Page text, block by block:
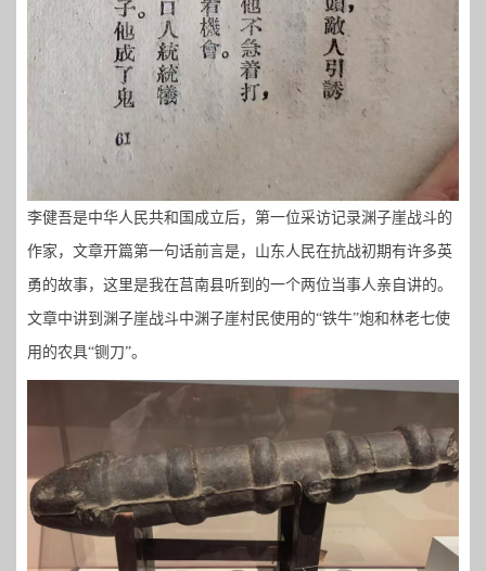
李健吾是中华人民共和国成立后，第一位采访记录渊子崖战斗的
作家，文章开篇第一句话前言是，山东人民在抗战初期有许多英
勇的故事，这里是我在莒南县听到的一个两位当事人亲自讲的。
文章中讲到渊子崖战斗中渊子崖村民使用的“铁牛”炮和林老七使
用的农具“铡刀”。